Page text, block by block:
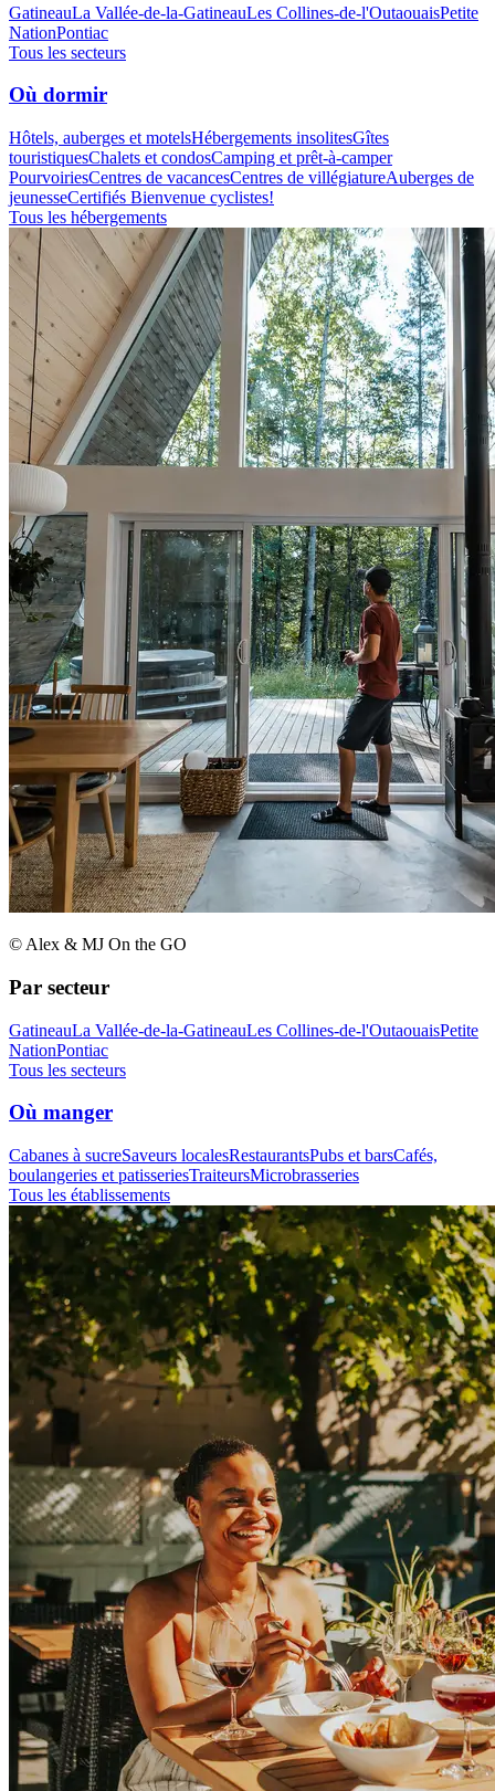
GatineauLa Vallée-de-la-GatineauLes Collines-de-l'OutaouaisPetite
NationPontiac
Tous les secteurs
Où dormir
Hôtels, auberges et motelsHébergements insolitesGîtes
touristiquesChalets et condosCamping et prêt-à-camper
PourvoiriesCentres de vacancesCentres de villégiatureAuberges de
jeunesseCertifiés Bienvenue cyclistes!
Tous les hébergements
© Alex & MJ On the GO
Par secteur
GatineauLa Vallée-de-la-GatineauLes Collines-de-l'OutaouaisPetite
NationPontiac
Tous les secteurs
Où manger
Cabanes à sucreSaveurs localesRestaurantsPubs et barsCafés,
boulangeries et patisseriesTraiteursMicrobrasseries
Tous les établissements